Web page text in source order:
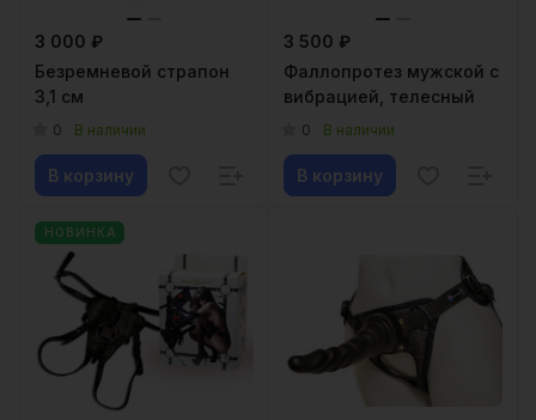
3 000 ₽
Безремневой страпон
3,1 см
0 В наличии
В корзину
3 500 ₽
Фаллопротез мужской с
вибрацией, телесный
0 В наличии
В корзину
НОВИНКА